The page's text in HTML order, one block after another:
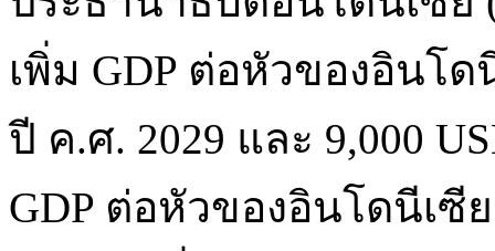
เพิ่ม GDP ต่อหัวของอินโด
ปี ค.ศ. 2029 และ 9,000
GDP ต่อหัวของอินโดนีเซี